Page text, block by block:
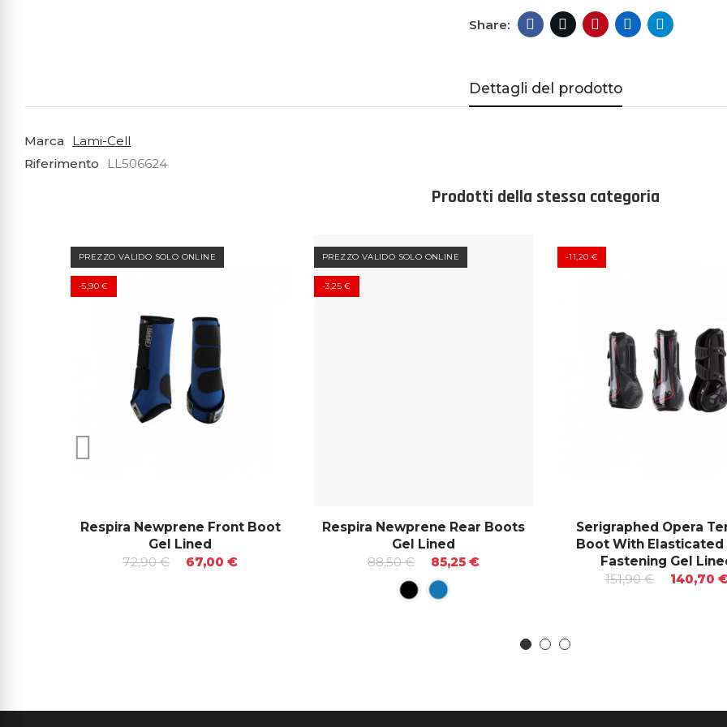
Dettagli del prodotto
Marca Lami-Cell
Riferimento
LL506624
Prodotti della stessa categoria
PREZZO VALIDO SOLO ONLINE
-5,90 €
Respira Newprene Front Boot
Gel Lined
72,90 €
67,00 €
PREZZO VALIDO SOLO ONLINE
-3,25 €
Respira Newprene Rear Boots
Gel Lined
88,50 €
85,25 €
-11,20 €
Serigraphed Opera
Boot With Elasticated
Fastening Gel
151,90 €
140,70